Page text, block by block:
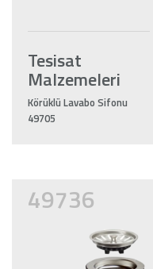
Tesisat
Malzemeleri
Körüklü Lavabo Sifonu
49705
49736